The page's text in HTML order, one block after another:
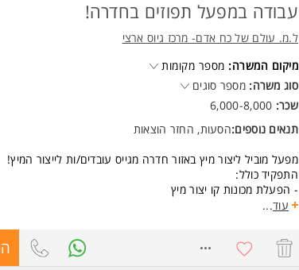
עבודה במפעל תפוזים בחדרה!
ל.מ. עולם של כח אדם- מרכז גיוס ארצי
מיקום המשרה: מספר מקומות
סוג משרה: מספר סוגים
שכר: 6,000-8,000
תנאים נוספים:הסעות, החזר הוצאות
מפעל מוביל ליצור מיץ באזור חדרה מגייס עובדים/ות לייצור המיץ!
התפקיד כולל:
- הפעלת מכונות קו יצור מיץ
- אחריות על תקינות המכונות והפס.
עבודה במשמרות בוקר+ ערב + לילה
מוכר כעבודה מועדפת
עוד...